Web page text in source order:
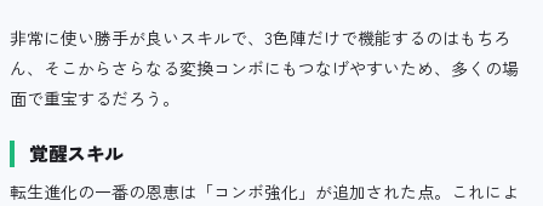
非常に使い勝手が良いスキルで、3色陣だけで機能するのはもちろ
ん、そこからさらなる変換コンボにもつなげやすいため、多くの場
面で重宝するだろう。
覚醒スキル
転生進化の一番の恩恵は「コンボ強化」が追加された点。これによ